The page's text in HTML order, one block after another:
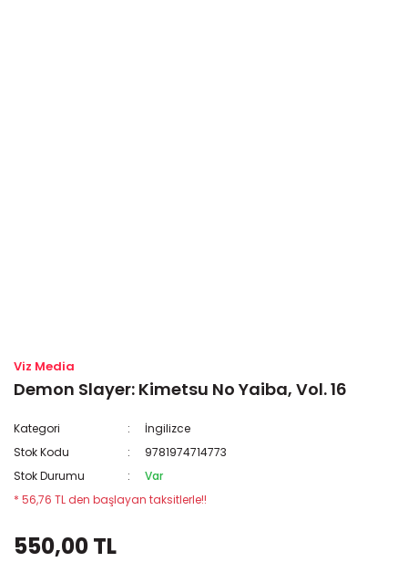
Viz Media
Demon Slayer: Kimetsu No Yaiba, Vol. 16
Kategori
İngilizce
Stok Kodu
9781974714773
Stok Durumu
Var
* 56,76 TL den başlayan taksitlerle!!
550,00 TL